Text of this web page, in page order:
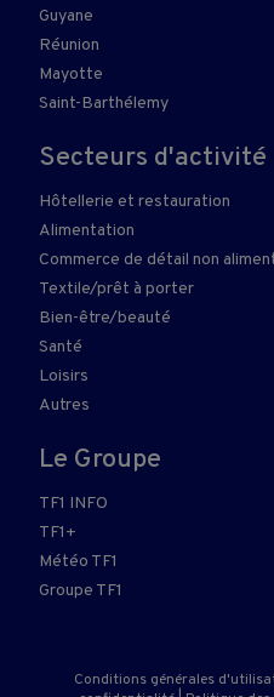
Guyane
Réunion
Mayotte
Saint-Barthélemy
Secteurs d'activité
Hôtellerie et restauration
Alimentation
Commerce de détail non
Textile/prêt à porter
Bien-être/beauté
Santé
Loisirs
Autres
Le Groupe
TF1 INFO
TF1+
Météo TF1
Groupe TF1
Conditions générales